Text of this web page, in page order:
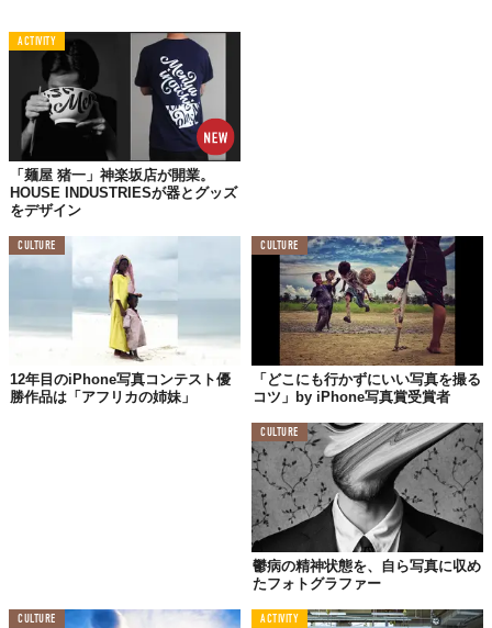
© Christy Lee Rogers / Instagram
ACTIVITY
「麺屋 猪一」神楽坂店が開業。
HOUSE INDUSTRIESが器とグッズ
をデザイン
CULTURE
12年目のiPhone写真コンテスト優
勝作品は「アフリカの姉妹」
CULTURE
「どこにも行かずにいい写真を撮る
コツ」by iPhone写真賞受賞者
CULTURE
鬱病の精神状態を、自ら写真に収め
たフォトグラファー
CULTURE ACTIVITY